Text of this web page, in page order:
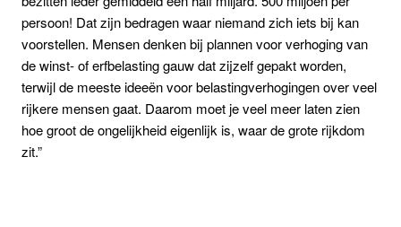
persoon! Dat zijn bedragen waar niemand zich iets bij kan
voorstellen. Mensen denken bij plannen voor verhoging van
de winst- of erfbelasting gauw dat zijzelf gepakt worden,
terwijl de meeste ideeën voor belastingverhogingen over veel
rijkere mensen gaat. Daarom moet je veel meer laten zien
hoe groot de ongelijkheid eigenlijk is, waar de grote rijkdom
zit.”